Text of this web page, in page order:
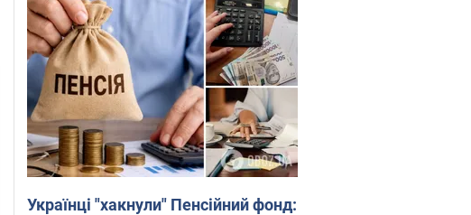
Українці "хакнули" Пенсійний фонд: